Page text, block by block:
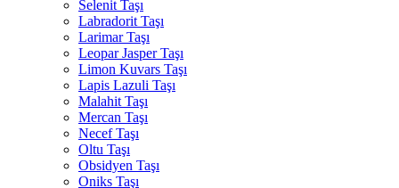
Selenit Taşı
Labradorit Taşı
Larimar Taşı
Leopar Jasper Taşı
Limon Kuvars Taşı
Lapis Lazuli Taşı
Malahit Taşı
Mercan Taşı
Necef Taşı
Oltu Taşı
Obsidyen Taşı
Oniks Taşı